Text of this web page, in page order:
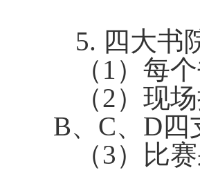
5. 四大书
（ 1 ）每
（2）现
B、 C、 D四
（3）比